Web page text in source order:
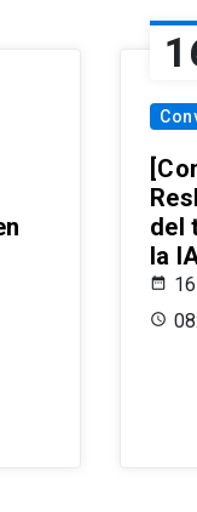
del
la